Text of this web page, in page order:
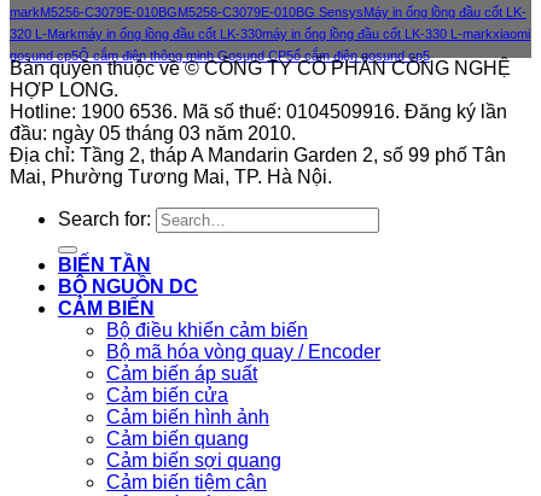
markM5256-C3079E-010BGM5256-C3079E-010BG SensysMáy in ống lồng đầu cốt LK-
320 L-Markmáy in ống lồng đầu cốt LK-330máy in ống lồng đầu cốt LK-330 L-markxiaomi
gosund cp5Ổ cắm điện thông minh Gosund CP5ổ cắm điện gosund cp5
Bản quyền thuộc về © CÔNG TY CỔ PHẦN CÔNG NGHỆ
HỢP LONG.
Hotline: 1900 6536. Mã số thuế: 0104509916. Đăng ký lần
đầu: ngày 05 tháng 03 năm 2010.
Địa chỉ: Tầng 2, tháp A Mandarin Garden 2, số 99 phố Tân
Mai, Phường Tương Mai, TP. Hà Nội.
Search for:
BIẾN TẦN
BỘ NGUỒN DC
CẢM BIẾN
Bộ điều khiển cảm biến
Bộ mã hóa vòng quay / Encoder
Cảm biến áp suất
Cảm biến cửa
Cảm biến hình ảnh
Cảm biến quang
Cảm biến sợi quang
Cảm biến tiệm cận